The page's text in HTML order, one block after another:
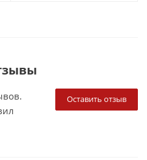
Оставить отзыв